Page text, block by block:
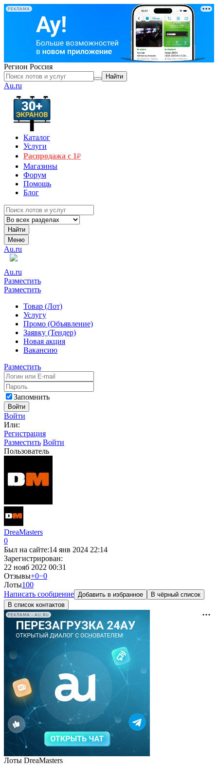
РЕКЛАМА
Регион Россия
Найти
Au.ru
Каталог
Услуги
Распродажа с 1₽
Магазины
Форум
Помощь
Блог
Найти
Меню
Au.ru
Au.ru
Разместить
Разместить
Товар (Лот)
Услугу
Промо (Объявление)
Заявку (Тендер)
Новая акция
Вакансию
Разместить
Запомнить
Войти
Войти
Или:
Регистрация
Разместить Войти
Пользователь
DreaMasters
0
Был на сайте:14 янв 2024 22:14
Зарегистрирован:
22 нояб 2022 00:31
Отзывы+0−0
Лоты100
Написать сообщение Добавить в избранное
В чёрный список
В список контактов
РЕКЛАМА • AU.RU
Лоты DreaMasters